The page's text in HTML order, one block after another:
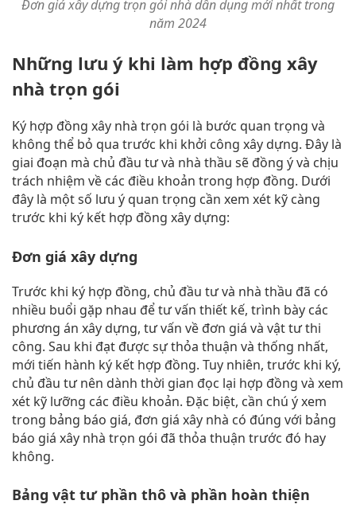
Đơn giá xây dựng trọn gói nhà dân dụng mới nhất trong
năm 2024
Những lưu ý khi làm hợp đồng xây
nhà trọn gói
Ký hợp đồng xây nhà trọn gói là bước quan trọng và
không thể bỏ qua trước khi khởi công xây dựng. Đây là
giai đoạn mà chủ đầu tư và nhà thầu sẽ đồng ý và chịu
trách nhiệm về các điều khoản trong hợp đồng. Dưới
đây là một số lưu ý quan trọng cần xem xét kỹ càng
trước khi ký kết hợp đồng xây dựng:
Đơn giá xây dựng
Trước khi ký hợp đồng, chủ đầu tư và nhà thầu đã có
nhiều buổi gặp nhau để tư vấn thiết kế, trình bày các
phương án xây dựng, tư vấn về đơn giá và vật tư thi
công. Sau khi đạt được sự thỏa thuận và thống nhất,
mới tiến hành ký kết hợp đồng. Tuy nhiên, trước khi ký,
chủ đầu tư nên dành thời gian đọc lại hợp đồng và xem
xét kỹ lưỡng các điều khoản. Đặc biệt, cần chú ý xem
trong bảng báo giá, đơn giá xây nhà có đúng với bảng
báo giá xây nhà trọn gói đã thỏa thuận trước đó hay
không.
Bảng vật tư phần thô và phần hoàn thiện